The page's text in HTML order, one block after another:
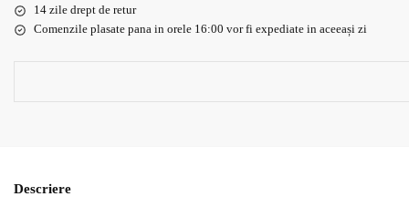
14 zile drept de retur
Comenzile plasate pana in orele 16:00 vor fi expediate in aceeași zi
Descriere